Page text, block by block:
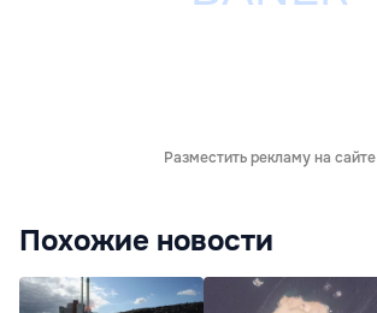
Разместить рекламу на сайте
Похожие новости